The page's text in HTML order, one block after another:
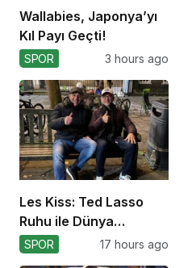
Wallabies, Japonya’yı
Kıl Payı Geçti!
SPOR 3 hours ago
Les Kiss: Ted Lasso
Ruhu ile Dünya
Kupası’na
SPOR 17 hours ago